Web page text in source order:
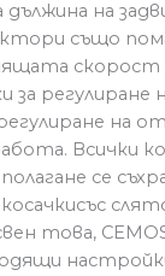
на
също
скорост
за регулиране
на
Всички
се
това,